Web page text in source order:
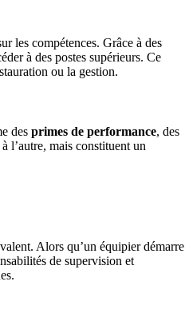
les compétences. Grâce à des
à des postes supérieurs. Ce
ou la gestion.
des primes de performance, des
l’autre, mais constituent un
Alors qu’un équipier démarre
de supervision et